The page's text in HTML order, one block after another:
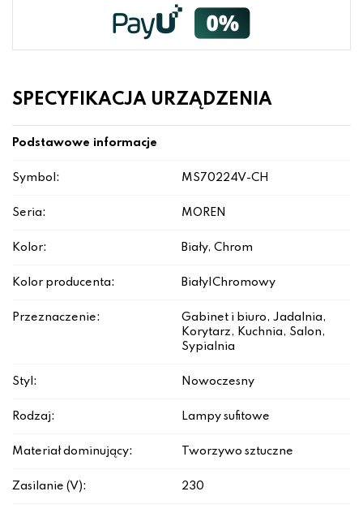
SPECYFIKACJA URZĄDZENIA
Podstawowe informacje
Symbol: MS70224V-CH
Seria: MOREN
Kolor: Biały, Chrom
Kolor producenta: Biały|Chromowy
Przeznaczenie:
Gabinet i biuro, Jadalnia,
Korytarz, Kuchnia, Salon,
Sypialnia
Styl: Nowoczesny
Rodzaj: Lampy sufitowe
Materiał dominujący: Tworzywo sztuczne
Zasilanie (V): 230